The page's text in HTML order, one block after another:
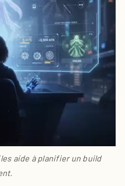
aide à planifier un build